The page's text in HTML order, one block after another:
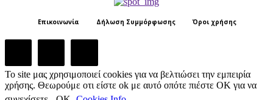
Επικοινωνία Δήλωση Συμμόρφωσης Όροι χρήσης
Το site μας χρησιμοποιεί cookies για να βελτιώσει την εμπειρία
χρήσης. Θεωρούμε οτι είστε ok με αυτό οπότε πιέστε ΟΚ για να